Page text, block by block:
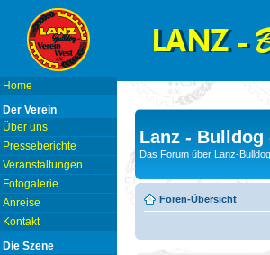
Home
Der Verein
Über uns
Presseberichte
Veranstaltungen
Fotogalerie
Anreise
Kontakt
Die Szene
Lanz - Bulldog
Das Forum über Lanz-
Foren-Übersicht